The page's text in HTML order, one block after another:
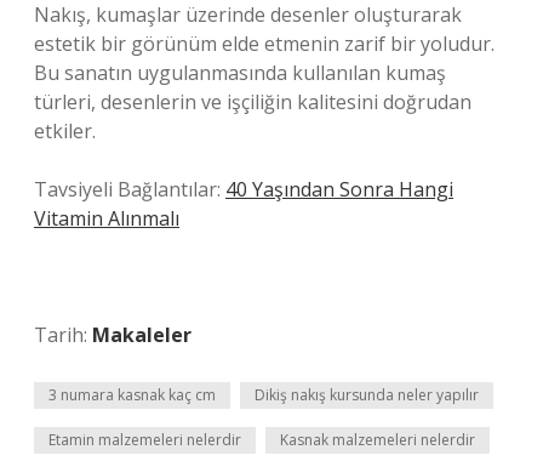
Nakış, kumaşlar üzerinde desenler oluşturarak
estetik bir görünüm elde etmenin zarif bir yoludur.
Bu sanatın uygulanmasında kullanılan kumaş
türleri, desenlerin ve işçiliğin kalitesini doğrudan
etkiler.
Tavsiyeli Bağlantılar: 40 Yaşından Sonra Hangi
Vitamin Alınmalı
Tarih: Makaleler
3 numara kasnak kaç cm Dikiş nakış kursunda neler yapılır
Etamin malzemeleri nelerdir Kasnak malzemeleri nelerdir